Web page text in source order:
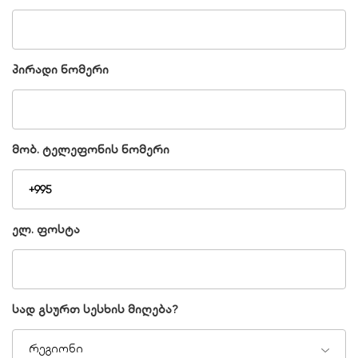
პირადი ნომერი
მობ. ტელეფონის ნომერი
ელ. ფოსტა
სად გსურთ სესხის მიღება?
რეგიონი